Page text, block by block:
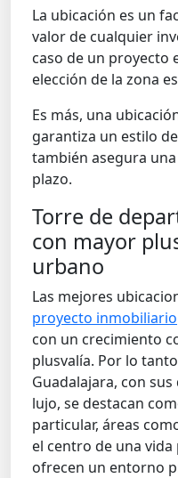
La ubicación es un
valor de cualquier
caso de un proyecto
elección de la zona
Es más, una
garantiza un estilo
también asegura
plazo.
Torre de
con mayor
urbano
Las mejores
proyecto inmobiliario
con un crecimiento
plusvalía. Por lo
Guadalajara, con
lujo, se destacan
particular, áreas
el centro de una
ofrecen un entorno